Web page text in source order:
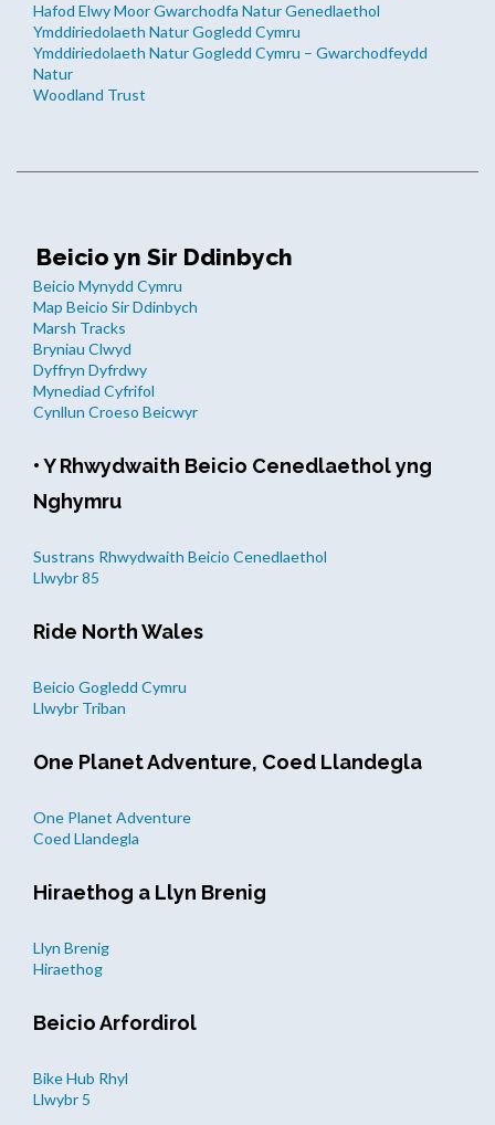
Hafod Elwy Moor Gwarchodfa Natur Genedlaethol
Ymddiriedolaeth Natur Gogledd Cymru
Ymddiriedolaeth Natur Gogledd Cymru – Gwarchodfeydd
Natur
Woodland Trust
Beicio yn Sir Ddinbych
Beicio Mynydd Cymru
Map Beicio Sir Ddinbych
Marsh Tracks
Bryniau Clwyd
Dyffryn Dyfrdwy
Mynediad Cyfrifol
Cynllun Croeso Beicwyr
• Y Rhwydwaith Beicio Cenedlaethol yng
Nghymru
Sustrans Rhwydwaith Beicio Cenedlaethol
Llwybr 85
Ride North Wales
Beicio Gogledd Cymru
Llwybr Triban
One Planet Adventure, Coed Llandegla
One Planet Adventure
Coed Llandegla
Hiraethog a Llyn Brenig
Llyn Brenig
Hiraethog
Beicio Arfordirol
Bike Hub Rhyl
Llwybr 5